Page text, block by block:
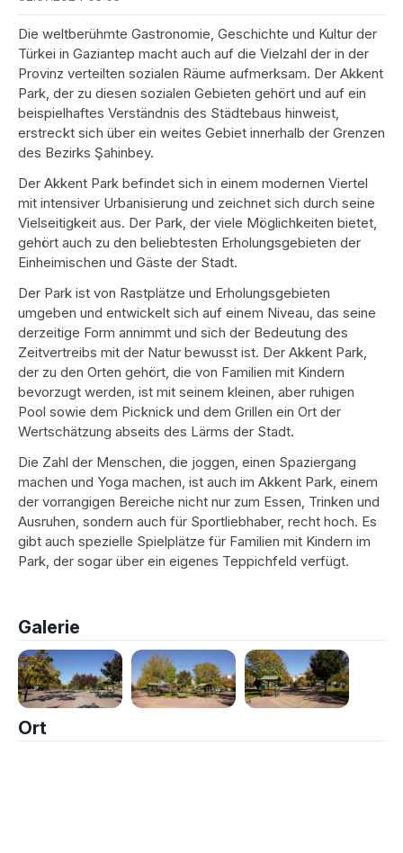
Die weltberühmte Gastronomie, Geschichte und Kultur der
Türkei in Gaziantep macht auch auf die Vielzahl der in der
Provinz verteilten sozialen Räume aufmerksam. Der Akkent
Park, der zu diesen sozialen Gebieten gehört und auf ein
beispielhaftes Verständnis des Städtebaus hinweist,
erstreckt sich über ein weites Gebiet innerhalb der Grenzen
des Bezirks Şahinbey.
Der Akkent Park befindet sich in einem modernen Viertel
mit intensiver Urbanisierung und zeichnet sich durch seine
Vielseitigkeit aus. Der Park, der viele Möglichkeiten bietet,
gehört auch zu den beliebtesten Erholungsgebieten der
Einheimischen und Gäste der Stadt.
Der Park ist von Rastplätze und Erholungsgebieten
umgeben und entwickelt sich auf einem Niveau, das seine
derzeitige Form annimmt und sich der Bedeutung des
Zeitvertreibs mit der Natur bewusst ist. Der Akkent Park,
der zu den Orten gehört, die von Familien mit Kindern
bevorzugt werden, ist mit seinem kleinen, aber ruhigen
Pool sowie dem Picknick und dem Grillen ein Ort der
Wertschätzung abseits des Lärms der Stadt.
Die Zahl der Menschen, die joggen, einen Spaziergang
machen und Yoga machen, ist auch im Akkent Park, einem
der vorrangigen Bereiche nicht nur zum Essen, Trinken und
Ausruhen, sondern auch für Sportliebhaber, recht hoch. Es
gibt auch spezielle Spielplätze für Familien mit Kindern im
Park, der sogar über ein eigenes Teppichfeld verfügt.
Galerie
Ort